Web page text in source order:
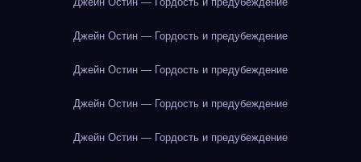
Джейн Остин — Гордость и предубеждение
Джейн Остин — Гордость и предубеждение
Джейн Остин — Гордость и предубеждение
Джейн Остин — Гордость и предубеждение